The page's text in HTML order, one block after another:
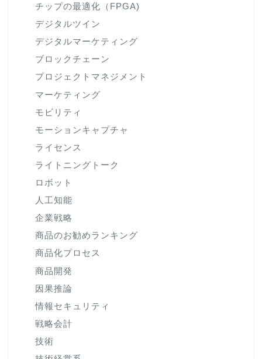
チップの最適化（FPGA)
デジタルツイン
デジタルマーケティング
ブロックチェーン
プロジェクトマネジメント
マーケティング
モビリティ
モーションキャプチャ
ライセンス
ライトニングトーク
ロボット
人工知能
企業戦略
商品のお勧めランキング
商品化プロセス
商品開発
因果推論
情報セキュリティ
戦略会計
技術